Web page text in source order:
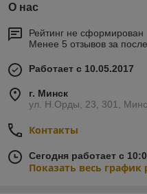
О нас
Рейтинг не сформирован
Менее 5 отзывов за
Работает с 10.05.2017
г. Минск
ул. Н.Орды, 23, 301,
Контакты
Сегодня работает с
Показать весь график